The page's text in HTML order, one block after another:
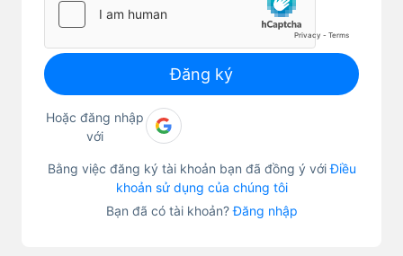
Đăng ký
Hoặc đăng nhập
với
Bằng việc đăng ký tài khoản bạn đã đồng ý vớiĐiều
khoản sử dụng của chúng tôi
Bạn đã có tài khoản?Đăng nhập